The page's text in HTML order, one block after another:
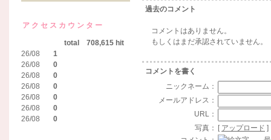
アクセスカウンター
total 708,615 hit
26/08
1
26/08
0
26/08
0
26/08
0
26/08
0
26/08
0
26/08
0
過去のコメント
コメントはありません。
もしくはまだ承認されていません。
コメントを書く
ニックネーム：
メールアドレス：
URL：
写真：
[ アップロード ]